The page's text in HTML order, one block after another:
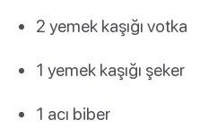
2 yemek kaşığı votka
1 yemek kaşığı şeker
1 acı biber